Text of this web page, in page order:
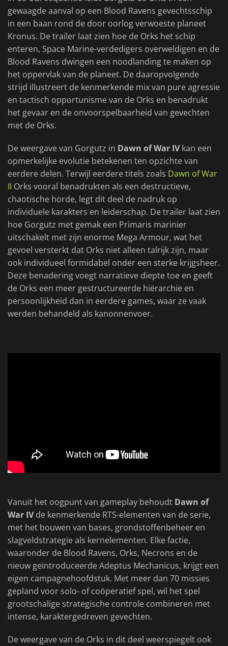
gewaagde aanval op een Blood Ravens gevechtsschip
in een baan rond de door oorlog verwoeste planeet
Kronus. De trailer laat zien hoe de Orks het schip
enteren, Space Marine-verdedigers overweldigen en de
Blood Ravens dwingen een noodlanding te maken op
het oppervlak van de planeet. De daaropvolgende
strijd illustreert de kenmerkende mix van pure agressie
en tactisch opportunisme van de Orks en benadrukt
het gevaar en de onvoorspelbaarheid van gevechten
met de Orks.
De weergave van Gorgutz in Dawn of War IVkan een
opmerkelijke evolutie betekenen ten opzichte van
eerdere delen. Terwijl eerdere titels zoals Dawn of War
II Orks vooral benadrukten als een destructieve,
chaotische horde, legt dit deel de nadruk op
individuele karakters en leiderschap. De trailer laat zien
hoe Gorgutz met gemak een Primaris marinier
uitschakelt met zijn enorme Mega Armour, wat het
gevoel versterkt dat Orks niet alleen talrijk zijn, maar
ook individueel formidabel onder een sterke krijgsheer.
Deze benadering voegt narratieve diepte toe en geeft
de Orks een meer gestructureerde hiërarchie en
persoonlijkheid dan in eerdere games, waar ze vaak
werden behandeld als kanonnenvoer.
Vanuit het oogpunt van gameplay behoudt Dawn of
War IVde kenmerkende RTS-elementen van de serie,
met het bouwen van bases, grondstoffenbeheer en
slagveldstrategie als kernelementen. Elke factie,
waaronder de Blood Ravens, Orks, Necrons en de
nieuw geïntroduceerde Adeptus Mechanicus, krijgt een
eigen campagnehoofdstuk. Met meer dan 70 missies
gepland voor solo- of coöperatief spel, wil het spel
grootschalige strategische controle combineren met
intense, karaktergedreven gevechten.
De weergave van de Orks in dit deel weerspiegelt ook